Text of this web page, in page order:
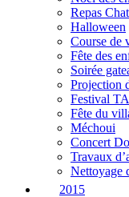
Repas
Halloween
Course de
Fête des
Soirée
Projection
Festival
Fête du
Méchoui
Concert
Travaux
Nettoyage
2015